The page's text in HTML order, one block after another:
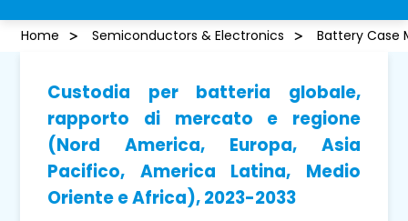
Home Semiconductors & Electronics Battery Case
Custodia per batteria globale,
rapporto di mercato e regione
(Nord America, Europa, Asia
Pacifico, America Latina, Medio
Oriente e Africa), 2023-2033